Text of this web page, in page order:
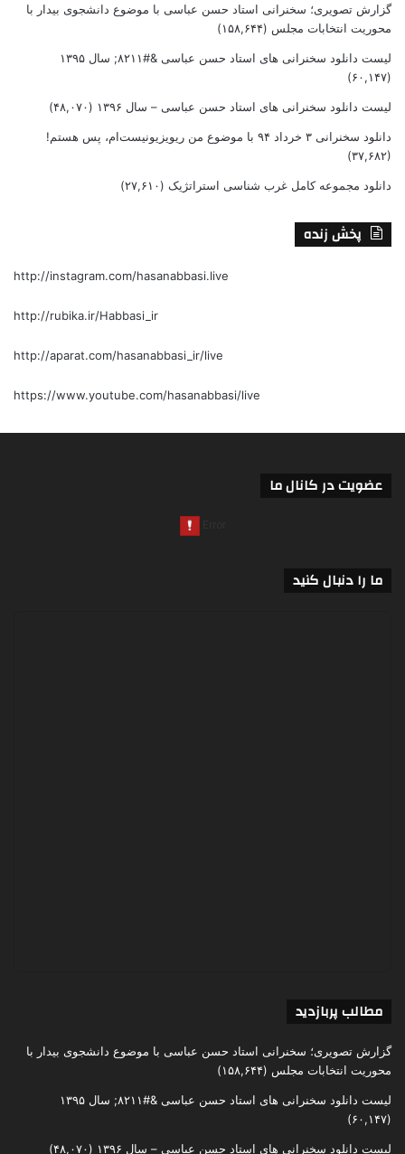
گزارش تصویری؛ سخنرانی استاد حسن عباسی با موضوع دانشجوی بیدار با
محوریت انتخابات مجلس (۱۵۸,۶۴۴)
لیست دانلود سخنرانی های استاد حسن عباسی &#۸۲۱۱; سال ۱۳۹۵
(۶۰,۱۴۷)
لیست دانلود سخنرانی های استاد حسن عباسی – سال ۱۳۹۶ (۴۸,۰۷۰)
دانلود سخنرانی ۳ خرداد ۹۴ با موضوع من ریویزیونیست‌ام، پس هستم!
(۳۷,۶۸۲)
دانلود مجموعه کامل غرب شناسی استراتژیک (۲۷,۶۱۰)
پخش زنده
http://instagram.com/hasanabbasi.live
http://rubika.ir/Habbasi_ir
http://aparat.com/hasanabbasi_ir/live
https://www.youtube.com/hasanabbasi/live
عضویت در کانال ما
ما را دنبال کنید
مطالب پربازدید
گزارش تصویری؛ سخنرانی استاد حسن عباسی با موضوع دانشجوی بیدار با
محوریت انتخابات مجلس (۱۵۸,۶۴۴)
لیست دانلود سخنرانی های استاد حسن عباسی &#۸۲۱۱; سال ۱۳۹۵
(۶۰,۱۴۷)
لیست دانلود سخنرانی های استاد حسن عباسی – سال ۱۳۹۶ (۴۸,۰۷۰)